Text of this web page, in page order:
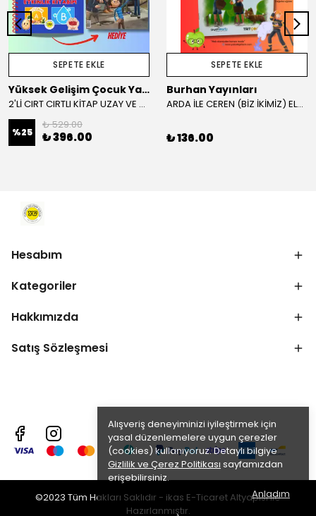
Alışveriş deneyiminizi iyileştirmek için
yasal düzenlemelere uygun çerezler
(cookies) kullanıyoruz. Detaylı bilgiye
Gizlilik ve Çerez Politikası sayfamızdan
erişebilirsiniz.
Anladım
SEPETE EKLE
Yüksek Gelişim Çocuk Yayınları
2'Lİ CIRT CIRTLI KİTAP UZAY VE SAĞLIKLI VİTAMİNLER KAMPANYA
%25
₺ 529.00
₺ 396.00
SEPETE EKLE
Burhan Yayınları
ARDA İLE CEREN (BİZ İKİMİZ) ELMA AĞACI VE İTFAİYE HİKAYE KİTABI
₺ 136.00
Hesabım
Kategoriler
Hakkımızda
Satış Sözleşmesi
©2023 Tüm Hakları Saklıdır - ikas E-TicaretAltyapısı ile
Hazırlanmıştır.